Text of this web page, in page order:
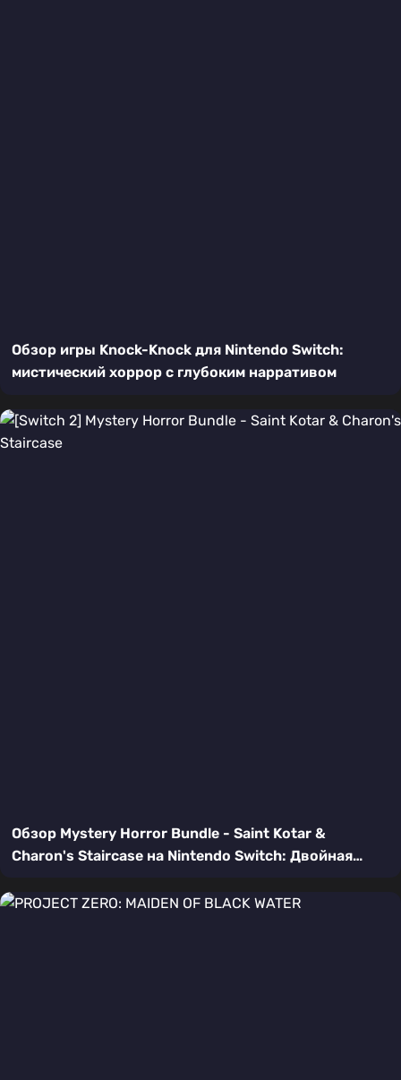
Обзор игры Knock-Knock для Nintendo Switch:
мистический хоррор с глубоким нарративом
Обзор Mystery Horror Bundle - Saint Kotar &
Charon's Staircase на Nintendo Switch: Двойная